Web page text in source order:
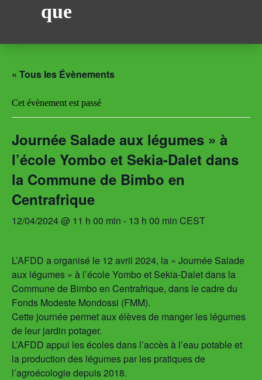
que
« Tous les Évènements
Cet évènement est passé
Journée Salade aux légumes » à
l’école Yombo et Sekia-Dalet dans
la Commune de Bimbo en
Centrafrique
12/04/2024 @ 11 h 00 min - 13 h 00 min CEST
L’AFDD a organisé le 12 avril 2024, la « Journée Salade
aux légumes » à l’école Yombo et Sekia-Dalet dans la
Commune de Bimbo en Centrafrique, dans le cadre du
Fonds Modeste Mondossi (FMM).
Cette journée permet aux élèves de manger les légumes
de leur jardin potager.
L’AFDD appui les écoles dans l’accès à l’eau potable et
la production des légumes par les pratiques de
l’agroécologie depuis 2018.